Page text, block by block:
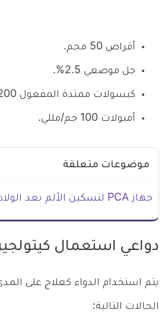
أقراص 50 مجم.
جل موضعي 2.5%.
كبسولات ممتدة المفعول 200 مجم.
أمبولات 100 جم/مللي.
موضوعات متعلقة
جهاز PCA لتسكين الألم بعد الولادة وآلام أخرى
دواعي استعمال
يتم استخدام الدواء كعلاج على
الحالات التالية: